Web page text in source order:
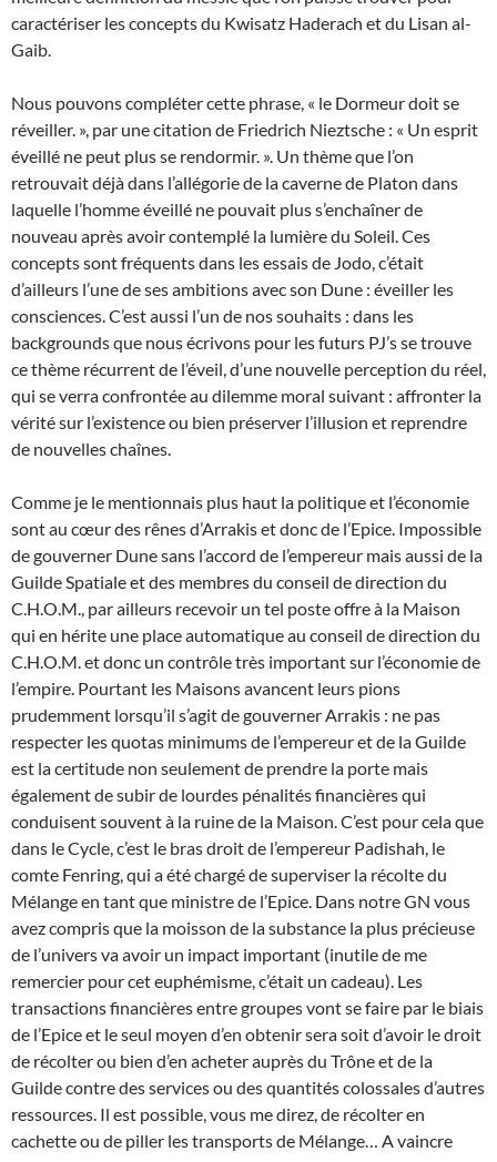
caractériser les concepts du Kwisatz Haderach et du Lisan al-
Gaib.
Nous pouvons compléter cette phrase, « le Dormeur doit se
réveiller. », par une citation de Friedrich Nieztsche : « Un esprit
éveillé ne peut plus se rendormir. ». Un thème que l’on
retrouvait déjà dans l’allégorie de la caverne de Platon dans
laquelle l’homme éveillé ne pouvait plus s’enchaîner de
nouveau après avoir contemplé la lumière du Soleil. Ces
concepts sont fréquents dans les essais de Jodo, c’était
d’ailleurs l’une de ses ambitions avec son Dune : éveiller les
consciences. C’est aussi l’un de nos souhaits : dans les
backgrounds que nous écrivons pour les futurs PJ’s se trouve
ce thème récurrent de l’éveil, d’une nouvelle perception du réel,
qui se verra confrontée au dilemme moral suivant : affronter la
vérité sur l’existence ou bien préserver l’illusion et reprendre
de nouvelles chaînes.
Comme je le mentionnais plus haut la politique et l’économie
sont au cœur des rênes d’Arrakis et donc de l’Epice. Impossible
de gouverner Dune sans l’accord de l’empereur mais aussi de la
Guilde Spatiale et des membres du conseil de direction du
C.H.O.M., par ailleurs recevoir un tel poste offre à la Maison
qui en hérite une place automatique au conseil de direction du
C.H.O.M. et donc un contrôle très important sur l’économie de
l’empire. Pourtant les Maisons avancent leurs pions
prudemment lorsqu’il s’agit de gouverner Arrakis : ne pas
respecter les quotas minimums de l’empereur et de la Guilde
est la certitude non seulement de prendre la porte mais
également de subir de lourdes pénalités financières qui
conduisent souvent à la ruine de la Maison. C’est pour cela que
dans le Cycle, c’est le bras droit de l’empereur Padishah, le
comte Fenring, qui a été chargé de superviser la récolte du
Mélange en tant que ministre de l’Epice. Dans notre GN vous
avez compris que la moisson de la substance la plus précieuse
de l’univers va avoir un impact important (inutile de me
remercier pour cet euphémisme, c’était un cadeau). Les
transactions financières entre groupes vont se faire par le biais
de l’Epice et le seul moyen d’en obtenir sera soit d’avoir le droit
de récolter ou bien d’en acheter auprès du Trône et de la
Guilde contre des services ou des quantités colossales d’autres
ressources. Il est possible, vous me direz, de récolter en
cachette ou de piller les transports de Mélange… A vaincre